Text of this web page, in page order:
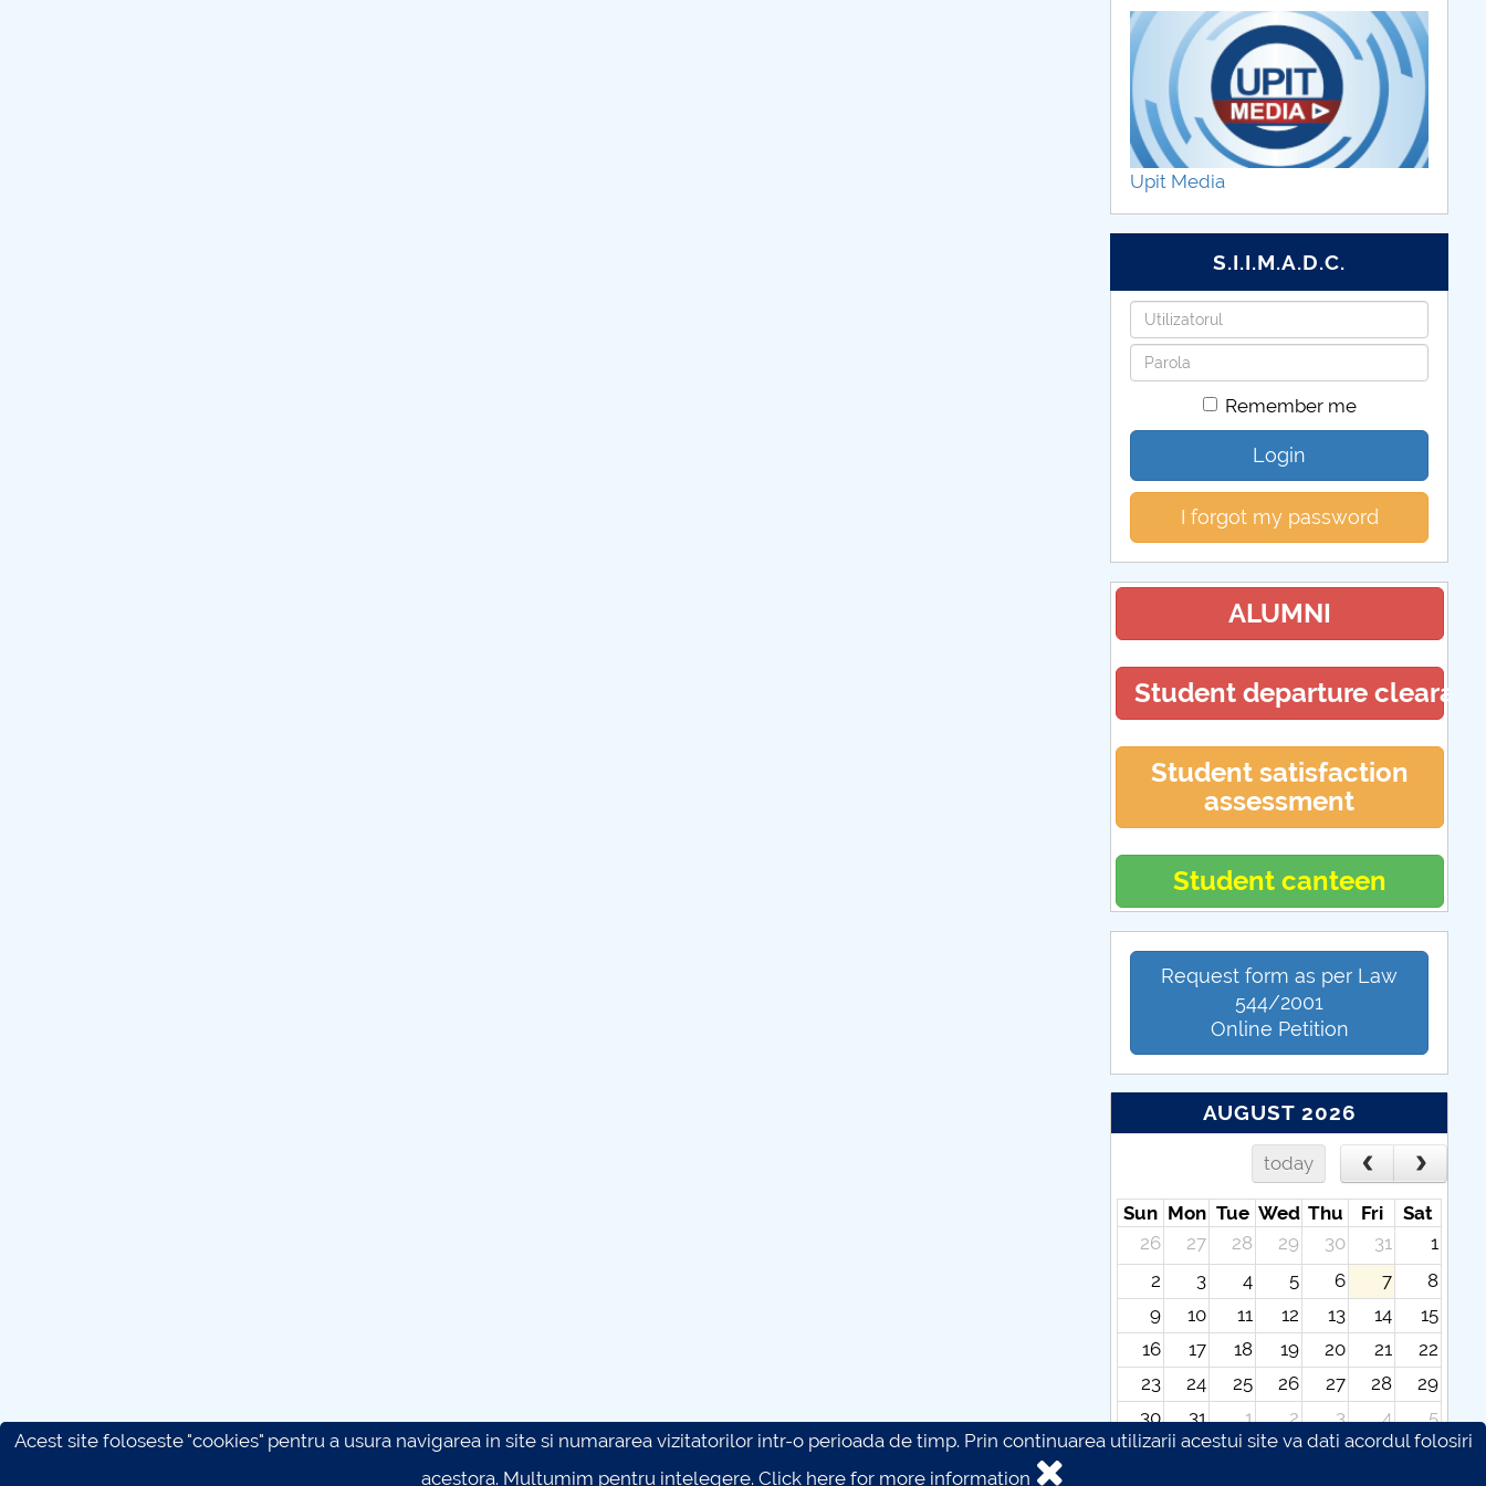
Upit Media
S.I.I.M.A.D.C.
Username
Password
Remember me
Login
I forgot my password
ALUMNI
Student departure
Student satisfaction
assessment
Student canteen
Request form as per Law
544/2001
Online Petition
AUGUST 2026
today
Sun Mon Tue Wed Thu Fri
Sat
26
27 28 29 30 31
1
2
3 4 5 6 7
8
9
10 11 12 13 14
15
16
17 18 19 20 21
22
23
24 25 26 27 28
29
30
31 1 2 3 4
5
Acest site foloseste "cookies" pentru a usura navigarea in site si numararea vizitatorilor intr-o perioada de timp. Prin continuarea utilizarii acestui site va dati acordul folosiri
acestora. Multumim pentru intelegere. Click here for more information